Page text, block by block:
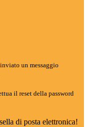
un messaggio
il reset della password
di posta elettronica!